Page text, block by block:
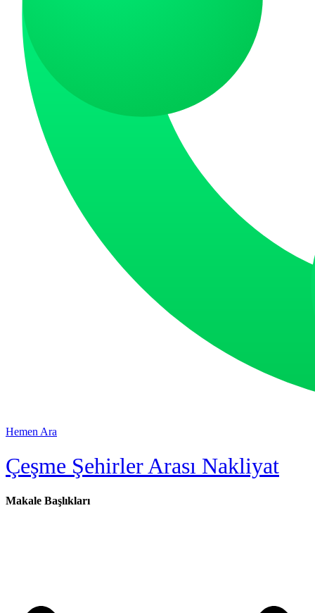
Hemen Ara
Çeşme Şehirler Arası Nakliyat
Makale Başlıkları